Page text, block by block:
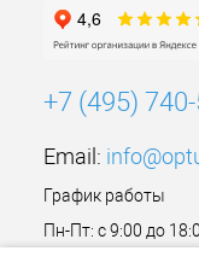
+7 (495) 740-
Email:
График работы
Пн-Пт: с 9:00 до